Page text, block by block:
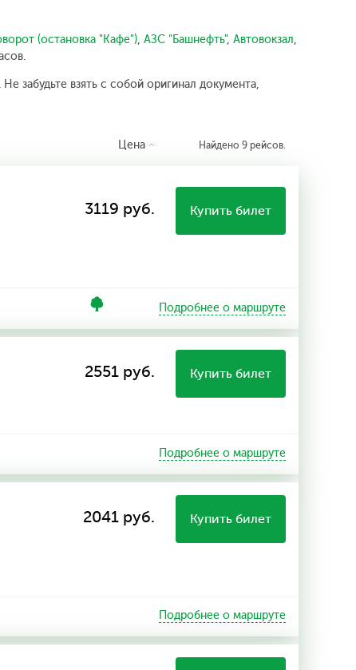
(остановка "Кафе"), АЗС "Башнефть", Автовокзал,
забудьте взять с собой оригинал документа,
Цена Найдено 9 рейсов.
3119 руб. Купить билет
Подробнее о маршруте
2551 руб. Купить билет
Подробнее о маршруте
2041 руб. Купить билет
Подробнее о маршруте